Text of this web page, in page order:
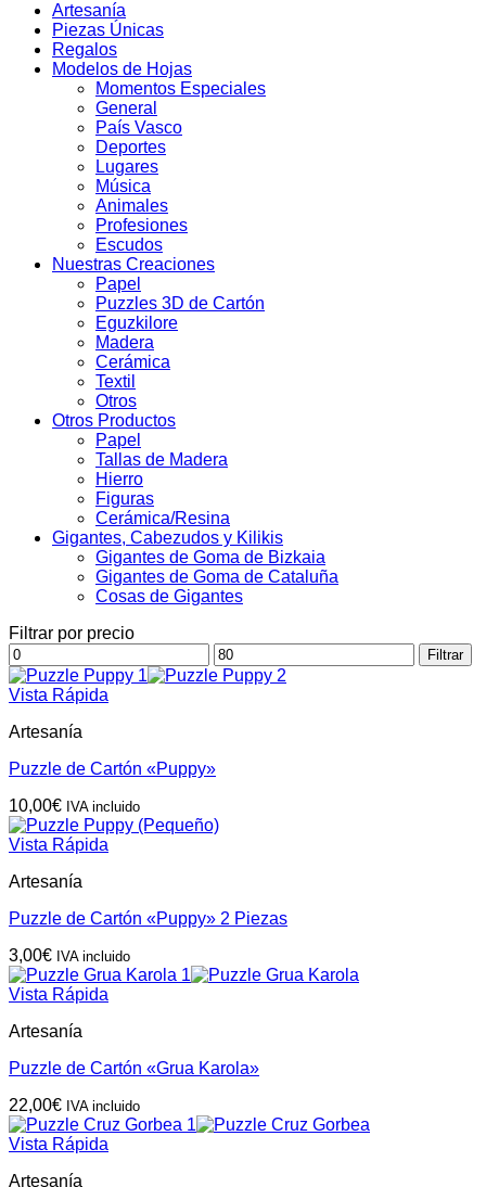
Artesanía
Piezas Únicas
Regalos
Modelos de Hojas
Momentos Especiales
General
País Vasco
Deportes
Lugares
Música
Animales
Profesiones
Escudos
Nuestras Creaciones
Papel
Puzzles 3D de Cartón
Eguzkilore
Madera
Cerámica
Textil
Otros
Otros Productos
Papel
Tallas de Madera
Hierro
Figuras
Cerámica/Resina
Gigantes, Cabezudos y Kilikis
Gigantes de Goma de Bizkaia
Gigantes de Goma de Cataluña
Cosas de Gigantes
Filtrar por precio
Precio
mínimo
Precio
máximo
Filtrar
Vista Rápida
Artesanía
Puzzle de Cartón «Puppy»
10,00€ IVA incluido
Vista Rápida
Artesanía
Puzzle de Cartón «Puppy» 2 Piezas
3,00€ IVA incluido
Vista Rápida
Artesanía
Puzzle de Cartón «Grua Karola»
22,00€ IVA incluido
Vista Rápida
Artesanía